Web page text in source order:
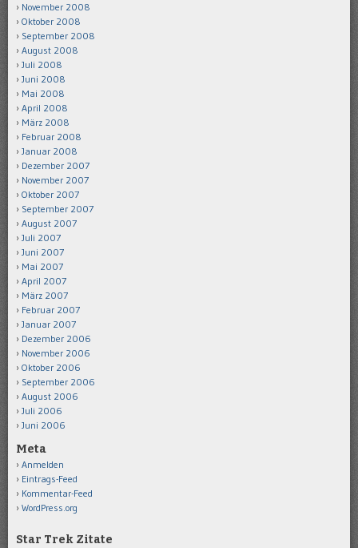
November 2008
Oktober 2008
September 2008
August 2008
Juli 2008
Juni 2008
Mai 2008
April 2008
März 2008
Februar 2008
Januar 2008
Dezember 2007
November 2007
Oktober 2007
September 2007
August 2007
Juli 2007
Juni 2007
Mai 2007
April 2007
März 2007
Februar 2007
Januar 2007
Dezember 2006
November 2006
Oktober 2006
September 2006
August 2006
Juli 2006
Juni 2006
Meta
Anmelden
Eintrags-Feed
Kommentar-Feed
WordPress.org
Star Trek Zitate